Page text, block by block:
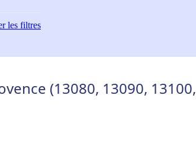
les filtres
(13080, 13090, 13100,